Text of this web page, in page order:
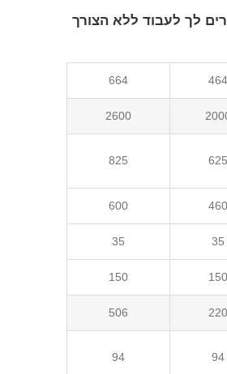
לך לעבוד ללא הצורך
464
664
2600
625
825
460
600
35
35
150
150
220
506
94
94